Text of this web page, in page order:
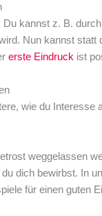
kannst z. B.
Nun kannst
erste Eindruck ist
wie du
weggelassen
dich bewirbst. In
für einen guten